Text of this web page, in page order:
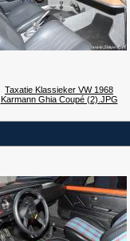
Taxatie Klassieker VW 1968
Karmann Ghia Coupé (2).JPG